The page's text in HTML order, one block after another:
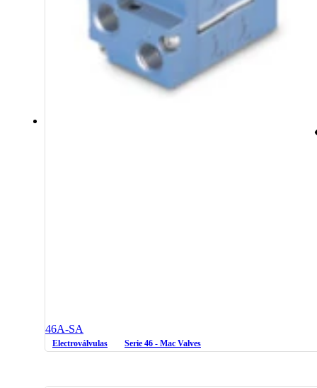
46A-SA
Electroválvulas Serie 46 - Mac Valves